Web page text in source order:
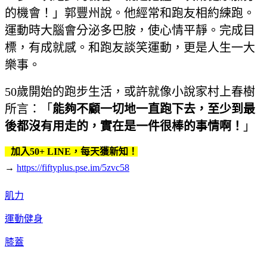
的機會！」郭豐州說。他經常和跑友相約練跑。
運動時大腦會分泌多巴胺，使心情平靜。完成目
標，有成就感。和跑友談笑運動，更是人生一大
樂事。
50歲開始的跑步生活，或許就像小說家村上春樹
所言：「 能夠不顧一切地一直跑下去，至少到最
後都沒有用走的，實在是一件很棒的事情啊！ 」
加入50+ LINE，每天獲新知！
→ https://fiftyplus.pse.im/5zvc58
肌力
運動健身
膝蓋